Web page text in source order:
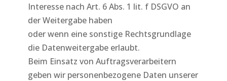
Interesse nach Art. 6 Abs. 1 lit. f DSGVO an
der Weitergabe haben
oder wenn eine sonstige Rechtsgrundlage
die Datenweitergabe erlaubt.
Beim Einsatz von Auftragsverarbeitern
geben wir personenbezogene Daten unserer